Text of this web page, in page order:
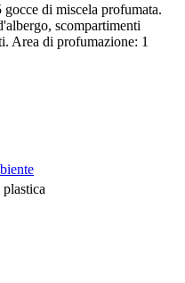
di miscela profumata.
scompartimenti
Area di profumazione: 1